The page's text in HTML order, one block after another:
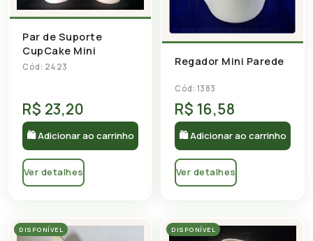
Par de Suporte
CupCake Mini
Cód: 2423
R$ 23,20
🛍 Adicionar ao carrinho
Ver detalhes
Regador Mini Parede
Cód: 1383
R$ 16,58
🛍 Adicionar ao carrinho
Ver detalhes
DISPONÍVEL DISPONÍVEL